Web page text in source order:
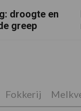
droogte en
greep
Fokkerij